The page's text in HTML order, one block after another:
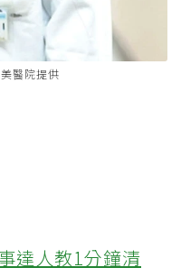
醫院提供
達人教1分鐘清